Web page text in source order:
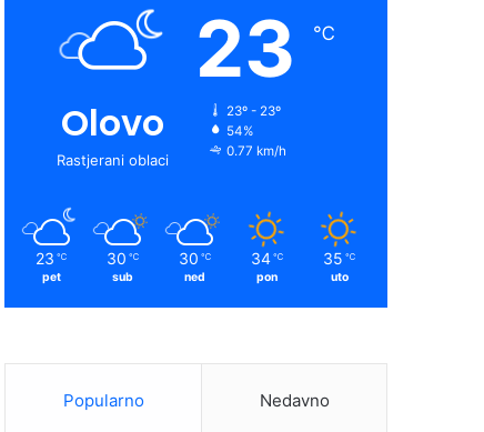
Olovo
Rastjerani oblaci
23 ℃
23º - 23º
54%
0.77 km/h
23 ℃
pet
30 ℃
sub
30 ℃
ned
34 ℃
pon
35 ℃
uto
Popularno Nedavno